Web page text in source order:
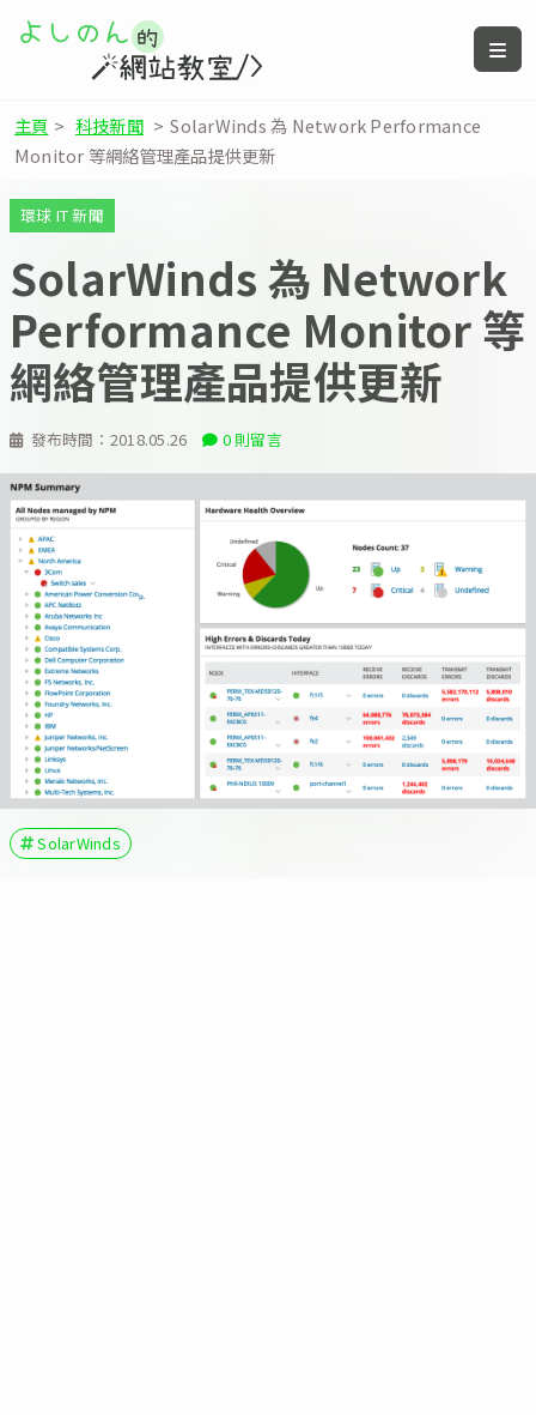
主頁 > 科技新聞 > SolarWinds 為 Network Performance
Monitor 等網絡管理產品提供更新
發布時間： 2018.05.26 0 則留言
環球 IT 新聞
SolarWinds 為 Network
Performance Monitor 等
網絡管理產品提供更新
SolarWinds